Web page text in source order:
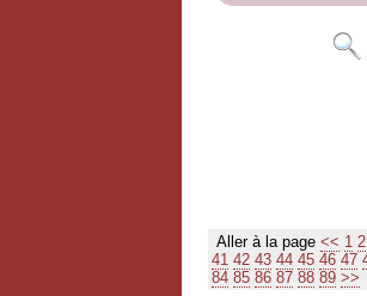
Aller à la page << 1 2
41 42 43 44 45 46 47
84 85 86 87 88 89 >>